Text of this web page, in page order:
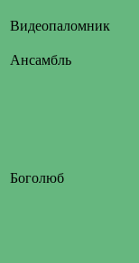
Видеопаломник
Ансамбль
Боголюб